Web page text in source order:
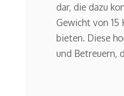
dar, die dazu
Gewicht von 15
bieten. Diese
und Betreuern,